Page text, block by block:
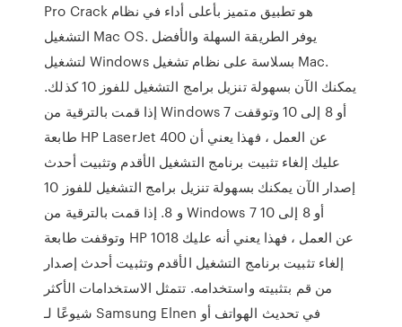
Pro Crack هو تطبيق متميز بأعلى أداء في نظام
التشغيل Mac OS. يوفر الطريقة السهلة والأفضل
لتشغيل Windows بسلاسة على نظام تشغيل Mac.
يمكنك الآن بسهولة تنزيل برامج التشغيل للفوز 10 كذلك.
إذا قمت بالترقية من Windows 7 أو 8 إلى 10 وتوقفت
طابعة HP LaserJet 400 عن العمل ، فهذا يعني أن
عليك إلغاء تثبيت برنامج التشغيل الأقدم وتثبيت أحدث
إصدار الآن يمكنك بسهولة تنزيل برامج التشغيل للفوز 10
و 8. إذا قمت بالترقية من Windows 7 أو 8 إلى 10
وتوقفت طابعة HP 1018 عن العمل ، فهذا يعني أنه عليك
إلغاء تثبيت برنامج التشغيل الأقدم وتثبيت أحدث إصدار
من قم بتثبيته واستخدامه. تتمثل الاستخدامات الأكثر
شيوعًا لـ Samsung Elnen في تحديث الهواتف أو